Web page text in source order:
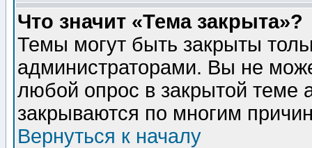
Что значит «Тема закрыта»?
Темы могут быть закрыты
администраторами. Вы не
любой опрос в закрытой теме
закрываются по многим
Вернуться к началу